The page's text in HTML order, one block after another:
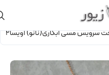
سرویس مسی آبکاری(نانو) آویسا2